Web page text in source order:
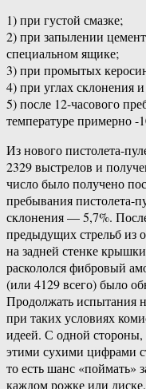
1) при густой смазке;
2) при запылении
специальном ящике;
3) при промытых
4) при углах склонения
5) после 12-часового
температуре примерно -
Из нового пистолета-
2329 выстрелов и
число было получено
пребывания пистолета-
склонения — 5,7%.
предыдущих стрельб из
на задней стенке
раскололся фибровый
(или 4129 всего) было
Продолжать испытания
при таких условиях
идеей. С одной
этими сухими цифрами
то есть шанс «поймать»
каждом рожке или